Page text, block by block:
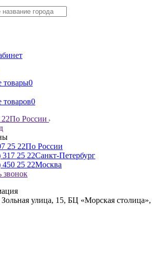
товары0
товаров0
По России
25 22По России
317 25 22Санкт-Петербург
450 25 22Москва
звонок
улица, 15, БЦ «Морская столица»,